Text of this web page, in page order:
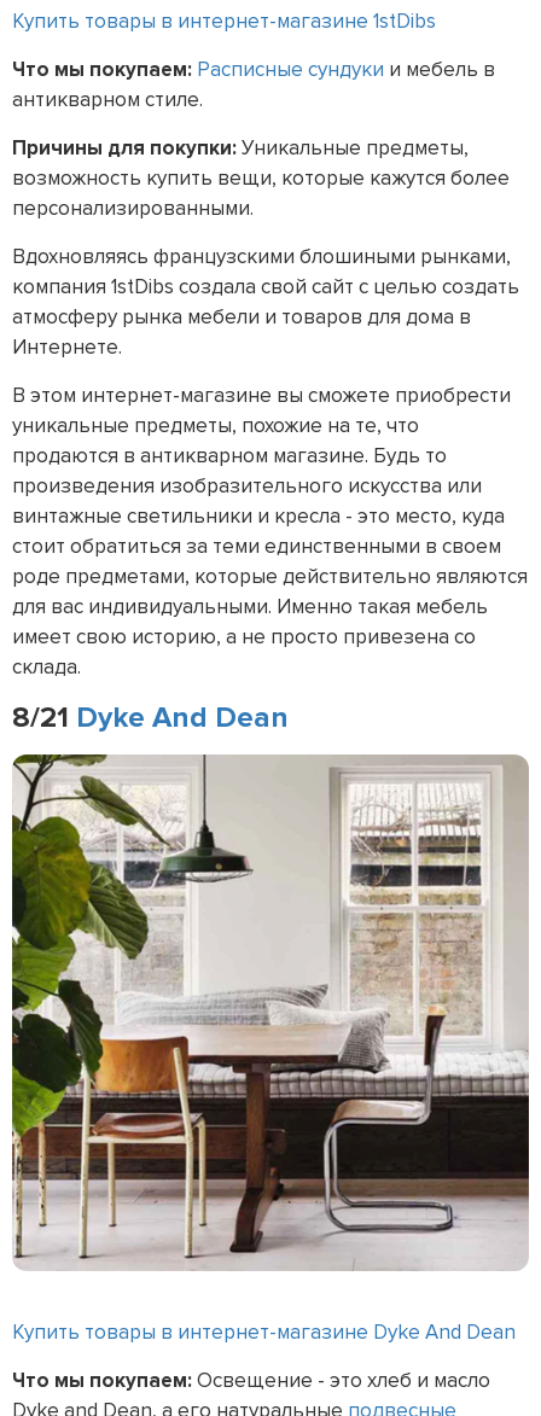
Купить товары в интернет-магазине 1stDibs
Что мы покупаем: Расписные сундуки и мебель в
антикварном стиле.
Причины для покупки:Уникальные предметы,
возможность купить вещи, которые кажутся более
персонализированными.
Вдохновляясь французскими блошиными рынками,
компания 1stDibs создала свой сайт с целью создать
атмосферу рынка мебели и товаров для дома в
Интернете.
В этом интернет-магазине вы сможете приобрести
уникальные предметы, похожие на те, что
продаются в антикварном магазине. Будь то
произведения изобразительного искусства или
винтажные светильники и кресла - это место, куда
стоит обратиться за теми единственными в своем
роде предметами, которые действительно являются
для вас индивидуальными. Именно такая мебель
имеет свою историю, а не просто привезена со
склада.
8/21 Dyke And Dean
Купить товары в интернет-магазине Dyke And Dean
Что мы покупаем:Освещение - это хлеб и масло